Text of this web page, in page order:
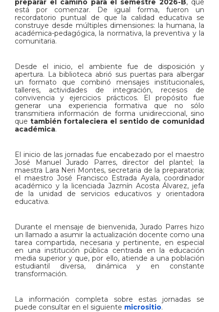
está por comenzar. De igual forma, fueron un
recordatorio puntual de que la calidad educativa se
construye desde múltiples dimensiones: la humana, la
académica-pedagógica, la normativa, la preventiva y la
comunitaria.
Desde el inicio, el ambiente fue de disposición y
apertura. La biblioteca abrió sus puertas para albergar
un formato que combinó mensajes institucionales,
talleres, actividades de integración, recesos de
convivencia y ejercicios prácticos. El propósito fue
generar una experiencia formativa que no sólo
transmitiera información de forma unidireccional, sino
que también fortaleciera el sentido de comunidad
académica.
El inicio de las jornadas fue encabezado por el maestro
José Manuel Jurado Parres, director del plantel; la
maestra Lara Neri Montes, secretaria de la preparatoria;
el maestro José Francisco Estrada Ayala, coordinador
académico y la licenciada Jazmín Acosta Álvarez, jefa
de la unidad de servicios educativos y orientadora
educativa.
Durante el mensaje de bienvenida, Jurado Parres hizo
un llamado a asumir la actualización docente como una
tarea compartida, necesaria y pertinente, en especial
en una institución pública centrada en la educación
media superior y que, por ello, atiende a una población
estudiantil diversa, dinámica y en constante
transformación.
La información completa sobre estas jornadas se
puede consultar en el siguiente micrositio.